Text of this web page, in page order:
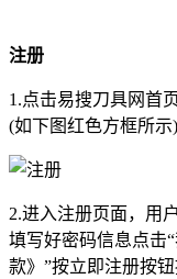
注册
1.点击易搜刀具网首
(如下图红色方框所示)
2.进入注册页面，用
填写好密码信息点击
款》”按立即注册按钮